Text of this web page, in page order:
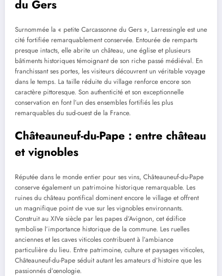
du Gers
Surnommée la « petite Carcassonne du Gers », Larressingle est une
cité fortifiée remarquablement conservée. Entourée de remparts
presque intacts, elle abrite un château, une église et plusieurs
bâtiments historiques témoignant de son riche passé médiéval. En
franchissant ses portes, les visiteurs découvrent un véritable voyage
dans le temps. La taille réduite du village renforce encore son
caractère pittoresque. Son authenticité et son exceptionnelle
conservation en font l’un des ensembles fortifiés les plus
remarquables du sud-ouest de la France.
Châteauneuf-du-Pape : entre château
et vignobles
Réputée dans le monde entier pour ses vins, Châteauneuf-du-Pape
conserve également un patrimoine historique remarquable. Les
ruines du château pontifical dominent encore le village et offrent
un magnifique point de vue sur les vignobles environnants.
Construit au XIVe siècle par les papes d’Avignon, cet édifice
symbolise l’importance historique de la commune. Les ruelles
anciennes et les caves viticoles contribuent à l’ambiance
particulière du lieu. Entre patrimoine, culture et paysages viticoles,
Châteauneuf-du-Pape séduit autant les amateurs d’histoire que les
passionnés d’œnologie.